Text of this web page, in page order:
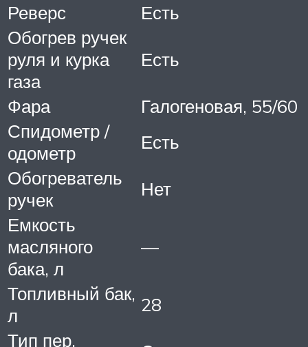
Реверс
Есть
Обогрев ручек
руля и курка
газа
Есть
Фара
Галогеновая, 55/60
Спидометр /
одометр
Есть
Обогреватель
ручек
Нет
Емкость
масляного
бака, л
—
Топливный бак,
л
28
Тип пер.